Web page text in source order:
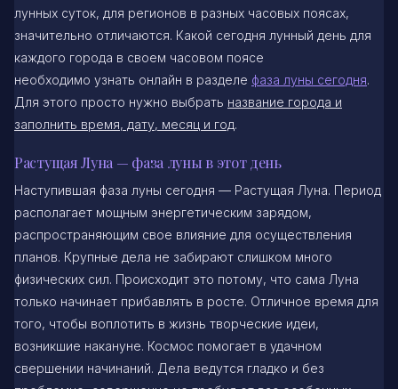
лунных суток, для регионов в разных часовых поясах,
значительно отличаются. Какой сегодня лунный день для
каждого города в своем часовом поясе
необходимо узнать онлайн в разделе фаза луны сегодня.
Для этого просто нужно выбрать название города и
заполнить время, дату, месяц и год.
Растущая Луна — фаза луны в этот день
Наступившая фаза луны сегодня — Растущая Луна. Период
располагает мощным энергетическим зарядом,
распространяющим свое влияние для осуществления
планов. Крупные дела не забирают слишком много
физических сил. Происходит это потому, что сама Луна
только начинает прибавлять в росте. Отличное время для
того, чтобы воплотить в жизнь творческие идеи,
возникшие накануне. Космос помогает в удачном
свершении начинаний. Дела ведутся гладко и без